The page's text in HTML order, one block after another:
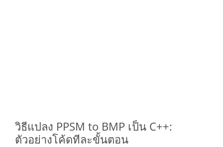
วิธีแปลง PPSM to BMP เป็น C++:
ตัวอย่างโค้ดทีละขั้นตอน